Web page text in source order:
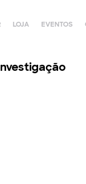
LOJA EVENTOS